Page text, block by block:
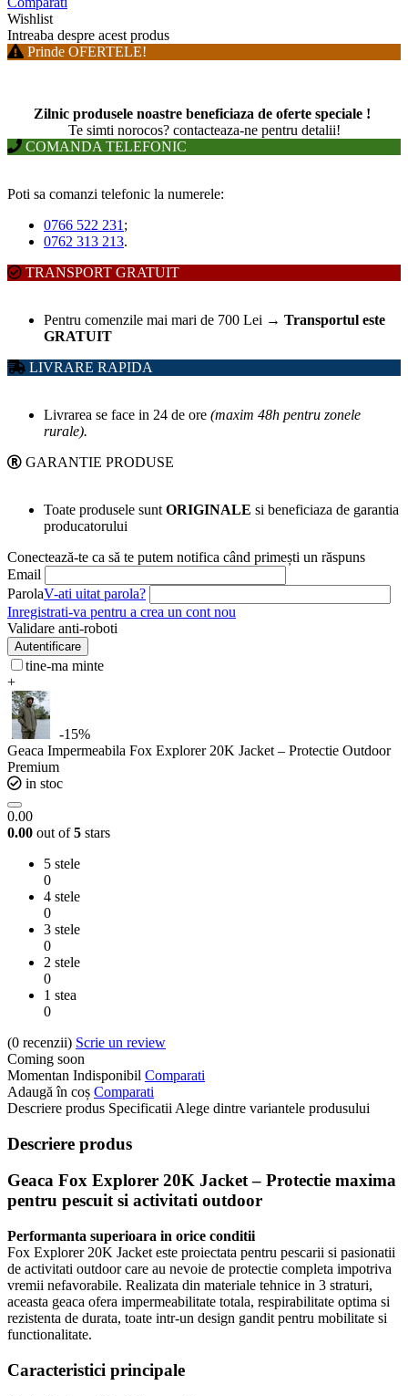
Wishlist
Intreaba despre acest produs
Prinde OFERTELE!
Zilnic produsele noastre beneficiaza de oferte speciale !
Te simti norocos? contacteaza-ne pentru detalii!
COMANDA TELEFONIC
Poti sa comanzi telefonic la numerele:
0766 522 231 ;
0762 313 213.
TRANSPORT GRATUIT
Pentru comenzile mai mari de 700 Lei → Transportul este
GRATUIT
LIVRARE RAPIDA
Livrarea se face in 24 de ore (maxim 48h pentru zonele
rurale).
GARANTIE PRODUSE
Toate produsele sunt ORIGINALE si beneficiaza de garantia
producatorului
Conectează-te ca să te putem notifica când primești un răspuns
Email
ParolaV-ati uitat parola?
Inregistrati-va pentru a crea un cont nou
Validare anti-roboti
Autentificare
tine-ma minte
+
-15%
Geaca Impermeabila Fox Explorer 20K Jacket – Protectie Outdoor
Premium
in stoc
0.00
0.00 out of5 stars
5 stele
0
4 stele
0
3 stele
0
2 stele
0
1 stea
0
(0 recenzii) Scrie un review
Coming soon
Momentan Indisponibil Comparati
Adaugă în coș Comparati
Descriere produs Specificatii Alege dintre variantele produsului
Descriere produs
Geaca Fox Explorer 20K Jacket – Protectie maxima
pentru pescuit si activitati outdoor
Performanta superioara in orice conditii
Fox Explorer 20K Jacket este proiectata pentru pescarii si pasionatii
de activitati outdoor care au nevoie de protectie completa impotriva
vremii nefavorabile. Realizata din materiale tehnice in 3 straturi,
aceasta geaca ofera impermeabilitate totala, respirabilitate optima si
rezistenta de durata, toate intr-un design gandit pentru mobilitate si
functionalitate.
Caracteristici principale